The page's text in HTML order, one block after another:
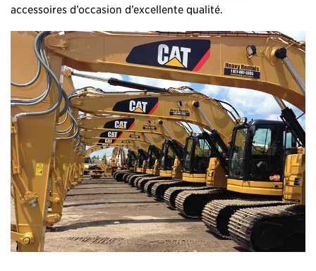
accessoires d’occasion d’excellente qualité.